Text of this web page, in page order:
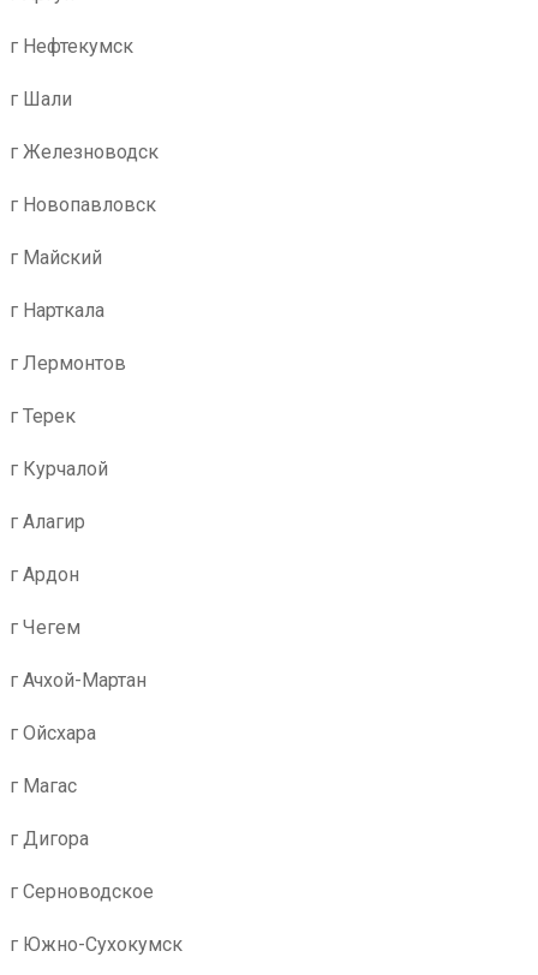
г Нефтекумск
г Шали
г Железноводск
г Новопавловск
г Майский
г Нарткала
г Лермонтов
г Терек
г Курчалой
г Алагир
г Ардон
г Чегем
г Ачхой-Мартан
г Ойсхара
г Магас
г Дигора
г Серноводское
г Южно-Сухокумск